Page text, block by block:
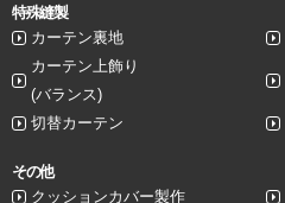
特殊縫製
カーテン裏地
カーテン上飾り
(バランス)
切替カーテン
その他
クッションカバー製作